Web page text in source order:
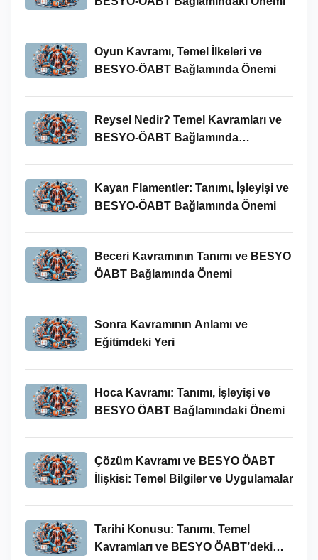
Oyun Kavramı, Temel İlkeleri ve
BESYO-ÖABT Bağlamında Önemi
Reysel Nedir? Temel Kavramları ve
BESYO-ÖABT Bağlamında
Kayan Flamentler: Tanımı, İşleyişi ve
BESYO-ÖABT Bağlamında Önemi
Beceri Kavramının Tanımı ve BESYO
ÖABT Bağlamında Önemi
Sonra Kavramının Anlamı ve
Eğitimdeki Yeri
Hoca Kavramı: Tanımı, İşleyişi ve
BESYO ÖABT Bağlamındaki Önemi
Çözüm Kavramı ve BESYO ÖABT
İlişkisi: Temel Bilgiler ve Uygulamalar
Tarihi Konusu: Tanımı, Temel
Kavramları ve BESYO ÖABT’deki